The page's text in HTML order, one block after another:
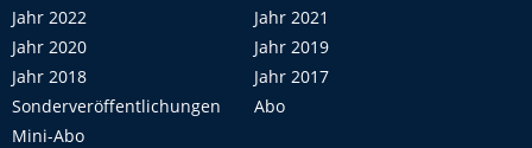
Jahr 2022
Jahr 2021
Jahr 2020
Jahr 2019
Jahr 2018
Jahr 2017
Sonderveröffentlichungen
Abo
Mini-Abo